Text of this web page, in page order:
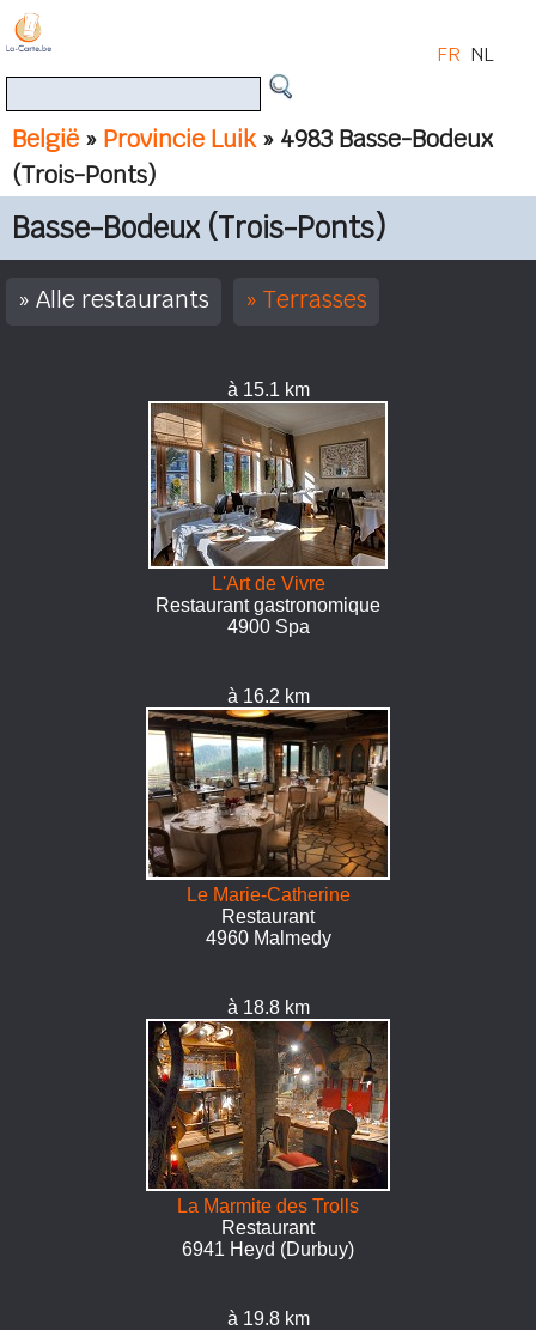
België » Provincie Luik» 4983 Basse-Bodeux
(Trois-Ponts)
FR NL
Basse-Bodeux (Trois-Ponts)
Alle restaurants Terrasses
à 15.1 km
L'Art de Vivre
Restaurant gastronomique
4900 Spa
à 16.2 km
Le Marie-Catherine
Restaurant
4960 Malmedy
à 18.8 km
La Marmite des Trolls
Restaurant
6941 Heyd (Durbuy)
à 19.8 km